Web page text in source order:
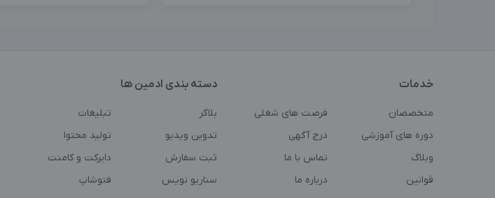
خدمات
متخصصان
فرصت های شغلی
دوره های آموزشی
درج آگهی
وبلاگ
تماس با ما
قوانین
درباره ما
دسته بندی ادمین ها
بلاگر
تبلیغات
تدوین ویدیو
تولید محتوا
ثبت سفارش
دایرکت و کامنت
سناریو نویس
فتوشاپ